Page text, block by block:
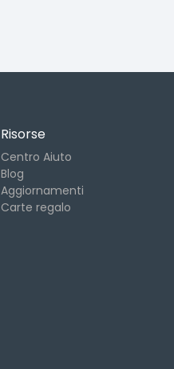
Risorse
Centro Aiuto
Blog
Aggiornamenti
Carte regalo